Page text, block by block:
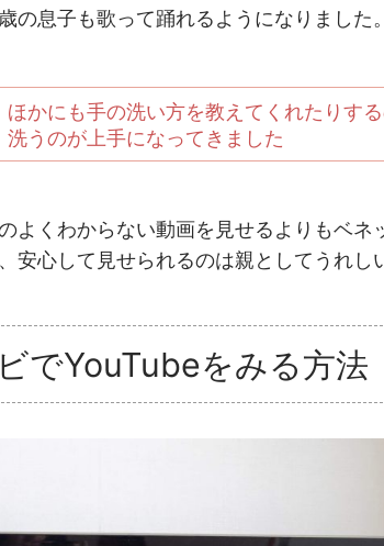
の息子も歌って踊れるようになりました。
ほかにも手の洗い方を教えてくれたりす
洗うのが上手になってきました
よくわからない動画を見せるよりもベネ
安心して見せられるのは親としてうれし
でYouTubeをみる方法